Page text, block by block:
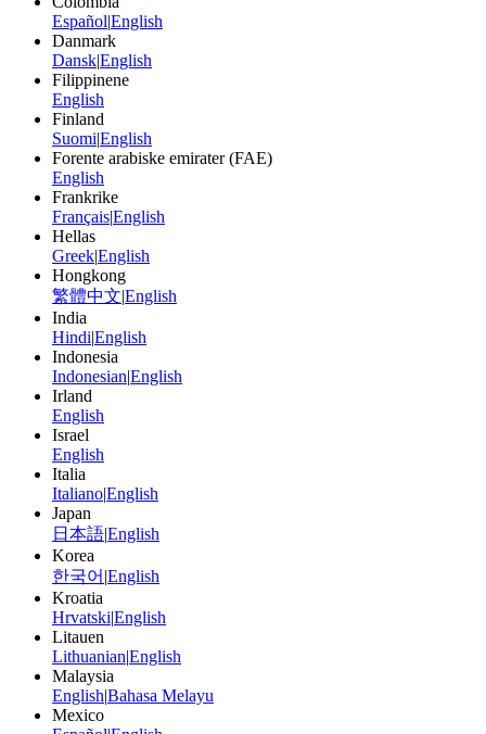
Español|English
Danmark
Dansk|English
Filippinene
English
Finland
Suomi|English
Forente arabiske emirater (FAE)
English
Frankrike
Français|English
Hellas
Greek|English
Hongkong
繁體中文|English
India
Hindi|English
Indonesia
Indonesian|English
Irland
English
Israel
English
Italia
Italiano|English
Japan
日本語|English
Korea
한국어 |English
Kroatia
Hrvatski|English
Litauen
Lithuanian|English
Malaysia
English|Bahasa Melayu
Mexico